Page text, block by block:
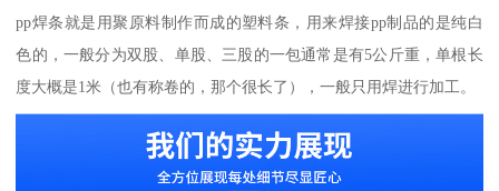
pp焊条就是用聚原料制作而成的塑料条，用来焊接pp制品的是纯白
色的，一般分为双股、单股、三股的一包通常是有5公斤重，单根长
度大概是1米（也有称卷的，那个很长了），一般只用焊进行加工。